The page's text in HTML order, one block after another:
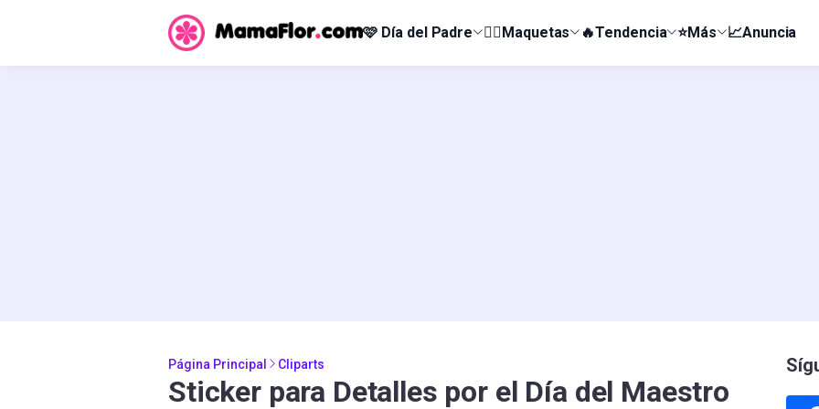
🩷 Día del Padre 👰‍♀️Maquetas 🔥Tendencia ⭐Más 📈Anuncia
Página Principal Cliparts
Sticker para Detalles por el Día del Maestro